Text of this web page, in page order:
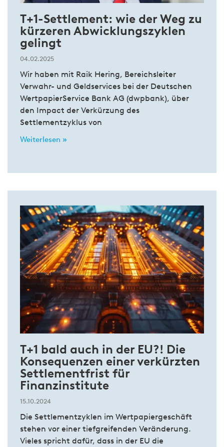
T+1-Settlement: wie der Weg zu
kürzeren Abwicklungszyklen
gelingt
04.02.2025
Wir haben mit Raik Hering, Bereichsleiter
Verwahr- und Geldservices bei der Deutschen
WertpapierService Bank AG (dwpbank), über
den Impact der Verkürzung des
Settlementzyklus von
Weiterlesen »
T+1 bald auch in der EU?! Die
Konsequenzen einer verkürzten
Settlementfrist für
Finanzinstitute
15.10.2024
Die Settlementzyklen im Wertpapiergeschäft
stehen vor einer tiefgreifenden Veränderung.
Vieles spricht dafür, dass in der EU die